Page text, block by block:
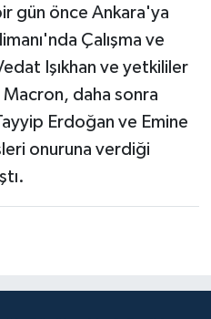
gün önce Ankara'ya
Çalışma ve
Işıkhan ve yetkililer
Macron, daha sonra
Erdoğan ve Emine
onuruna verdiği